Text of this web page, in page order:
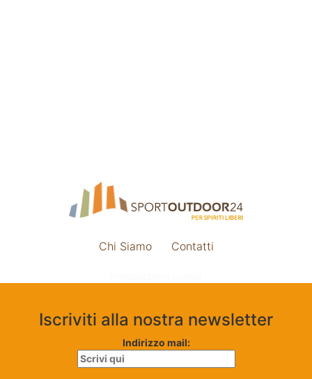
Chi Siamo Contatti
Iscriviti alla nostra newsletter
Indirizzo mail: